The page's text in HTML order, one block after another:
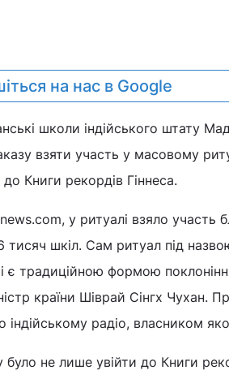
на нас в Google
школи індійського штату
взяти участь у масовому
Книги рекордів Гіннеса.
у ритуалі взяло участь
тисяч шкіл. Сам ритуал під
є традиційною формою
країни Шіврай Сінгх Чухан.
індійському радіо, власником
не лише увійти до Книги